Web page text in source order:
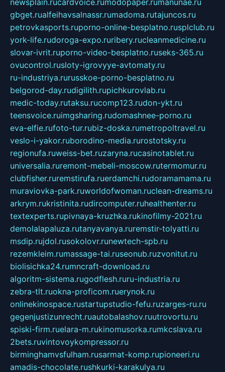
newsplain.rucardvoice.rumodopaper.rumanunae.ru
gbget.rualfeihavsalnassr.rumadoma.rutajuncos.ru
petrovkasports.ruporno-online-besplatno.rusplclub.ru
york-life.rudoroga-expo.ruribery.rucleanmedicine.ru
slovar-ivrit.ruporno-video-besplatno.ruseks-365.ru
ovucontrol.rusloty-igrovyye-avtomaty.ru
ru-industriya.rurusskoe-porno-besplatno.ru
belgorod-day.rudigilith.rupichkurovlab.ru
medic-today.rutaksu.rucomp123.rudon-ykt.ru
teensvoice.ruimgsharing.rudomashnee-porno.ru
eva-elfie.rufoto-tur.rubiz-doska.rumetropoltravel.ru
veslo-i-yakor.ruborodino-media.rurostotsky.ru
regionufa.ruweiss-bet.ruzaryna.rucasinotablet.ru
universalia.ruremont-mebeli-moscow.rutermomur.ru
clubfisher.ruremstirufa.ruerdamchi.rudoramamama.ru
muraviovka-park.ruworldofwoman.ruclean-dreams.ru
arkrym.rukristinita.rudircomputer.ruhealthenter.ru
textexperts.rupivnaya-kruzhka.rukinofilmy-2021.ru
demolalapaluza.rutanyavanya.ruremstir-tolyatti.ru
msdip.rujdol.rusokolovr.runewtech-spb.ru
rezemkleim.rumassage-tai.ruseonub.ruzvonitut.ru
biolisichka24.rumncraft-download.ru
algoritm-sistema.rugodflesh.ruru-industria.ru
zebra-tlt.ruokna-proficom.ruerynok.ru
onlinekinospace.rustartupstudio-fefu.ruzarges-ru.ru
gegenjustizunrecht.ruautobalashov.ruutrovortu.ru
spiski-firm.ruelara-m.rukinomusorka.rumkcslava.ru
2bets.ruvintovoykompressor.ru
birminghamvsfulham.rusarmat-komp.rupioneeri.ru
amadis-chocolate.rushkurki-karakulya.ru